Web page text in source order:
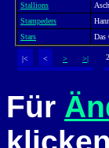
Stallions
Stampeders
Stars
Das
|< < > >|
Für